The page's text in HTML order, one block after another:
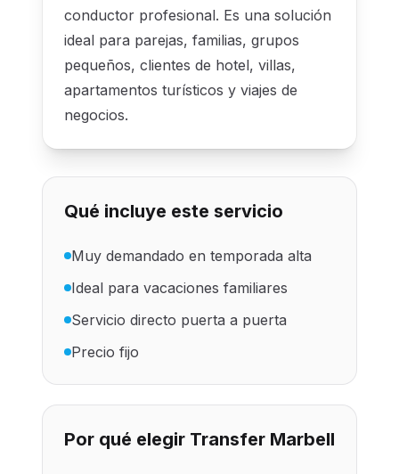
conductor profesional. Es una solución
ideal para parejas, familias, grupos
pequeños, clientes de hotel, villas,
apartamentos turísticos y viajes de
negocios.
Qué incluye este servicio
Muy demandado en temporada alta
Ideal para vacaciones familiares
Servicio directo puerta a puerta
Precio fijo
Por qué elegir Transfer Marbell